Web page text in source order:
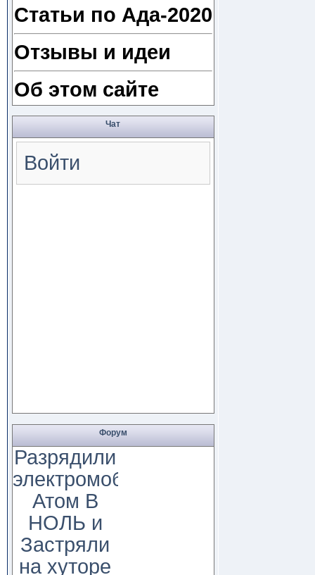
Статьи по Ада-2020
Отзывы и идеи
Об этом сайте
Чат
Войти
Форум
Разрядили
электромобиль
Атом В
НОЛЬ и
Застряли
на хуторе